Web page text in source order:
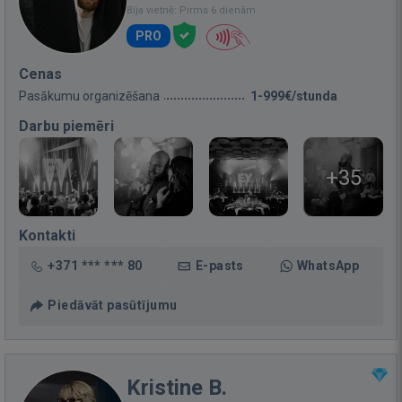
Bija vietnē: Pirms 6 dienām
PRO
Cenas
Pasākumu organizēšana 1-999€/stunda
Darbu piemēri
+35
Kontakti
+371 *** *** 80 E-pasts WhatsApp
Piedāvāt pasūtījumu
Kristine B.